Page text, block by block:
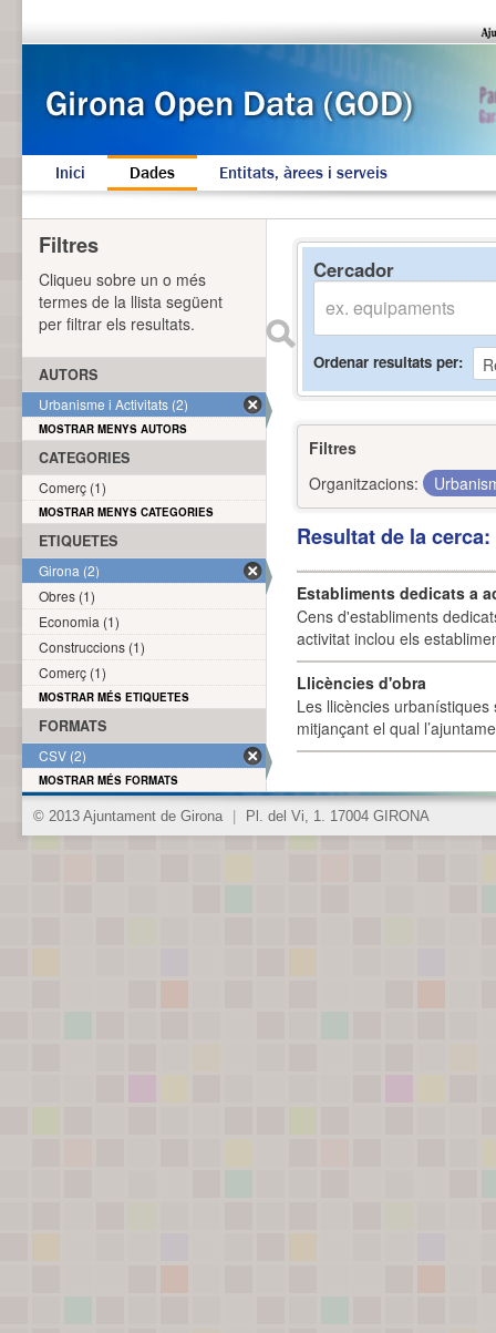
Inici Dades Entitats, àrees i serveis
Cercador
Ordenar resultats per
Filtres
Organitzacions:
Resultat de la
Establiments dedicats a
Cens d'establiments
activitat inclou els
Llicències d'obra
Les llicències
mitjançant el qual
Filtres
Cliqueu sobre un o més
termes de la llista següent
per filtrar els resultats.
AUTORS
Urbanisme i Activitats (2)
MOSTRAR MENYS AUTORS
CATEGORIES
Comerç (1)
MOSTRAR MENYS CATEGORIES
ETIQUETES
Girona (2)
Obres (1)
Economia (1)
Construccions (1)
Comerç (1)
MOSTRAR MÉS ETIQUETES
FORMATS
CSV (2)
MOSTRAR MÉS FORMATS
© 2013 Ajuntament de Girona Pl. del Vi, 1. 17004 GIRONA